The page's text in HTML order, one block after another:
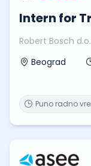
Intern for
Robert Bosch
Beograd
Puno radno